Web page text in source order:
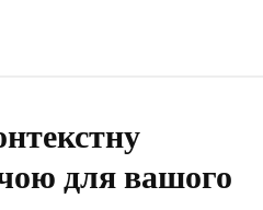
для вашого